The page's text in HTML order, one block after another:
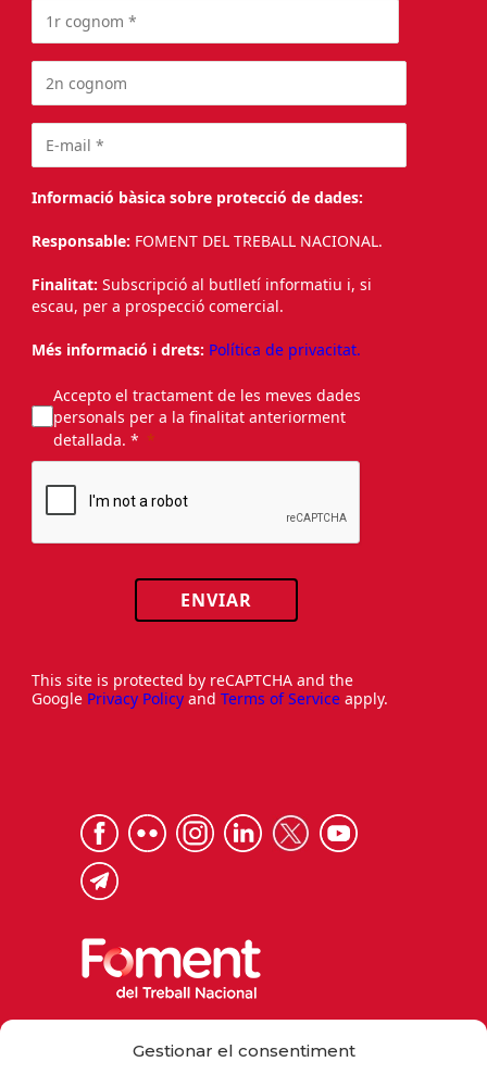
Gestionar el consentiment
Informació bàsica sobre protecció de dades:
Responsable: FOMENT DEL TREBALL NACIONAL.
Finalitat: Subscripció al butlletí informatiu i, si
escau, per a prospecció comercial.
Més informació i drets: Política de privacitat.
Accepto el tractament de les meves dades
personals per a la finalitat anteriorment
detallada. *
ENVIAR
This site is protected by reCAPTCHA and the
Google Privacy Policy and Terms of Service apply.